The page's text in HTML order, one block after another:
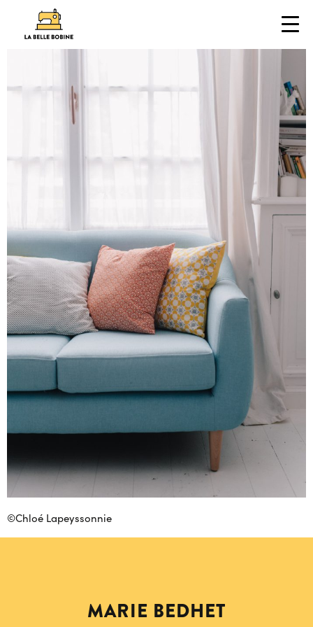
©Chloé Lapeyssonnie
MARIE BEDHET